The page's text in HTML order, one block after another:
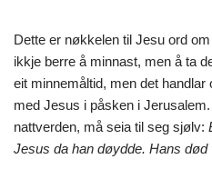
Dette er nøkkelen til Jesu ord
ikkje berre å minnast, men å ta
eit minnemåltid, men det
med Jesus i påsken i
nattverden, må seia til seg sjølv:
Jesus da han døydde. Hans død